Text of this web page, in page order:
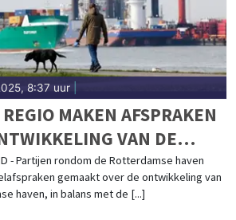
8:37 uur
MAKEN AFSPRAKEN
VAN DE
HAVEN EN DE REGIO
- Partijen rondom de Rotterdamse haven
gemaakt over de ontwikkeling van
haven, in balans met de [...]